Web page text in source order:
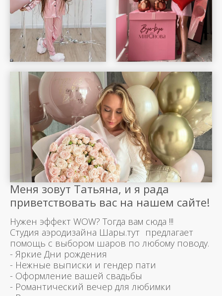
Меня зовут Татьяна, и я рада
приветствовать вас на нашем сайте!
Нужен эффект WOW? Тогда вам сюда !!!
Студия аэродизайна Шары.тут предлагает
помощь с выбором шаров по любому поводу.
- Яркие Дни рождения
- Нежные выписки и гендер пати
- Оформление вашей свадьбы
- Романтический вечер для любимки